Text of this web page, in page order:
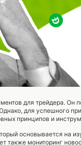
для трейдера. Он
для успешного
принципов и
основывается на
также мониторинг